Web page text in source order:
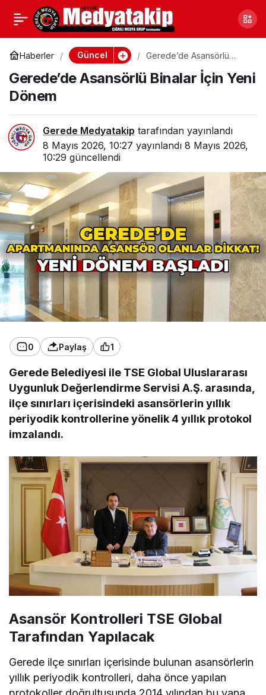
Haberler Güncel
Gerede’de Asansörlü
Gerede’de Asansörlü Binalar İçin Yeni
Dönem
Gerede Medyatakip tarafından yayınlandı
8 Mayıs 2026, 10:27 yayınlandı 8 Mayıs 2026,
10:29 güncellendi
0 Paylaş 1
Gerede Belediyesi ile TSE Global Uluslararası
Uygunluk Değerlendirme Servisi A.Ş. arasında,
ilçe sınırları içerisindeki asansörlerin yıllık
periyodik kontrollerine yönelik 4 yıllık protokol
imzalandı.
Asansör Kontrolleri TSE Global
Tarafından Yapılacak
Gerede ilçe sınırları içerisinde bulunan asansörlerin
yıllık periyodik kontrolleri, daha önce yapılan
Bolu’da Ceza Yağdı,
Alkollü ve Ehliyetsiz
Yakalandılar
Paylaş